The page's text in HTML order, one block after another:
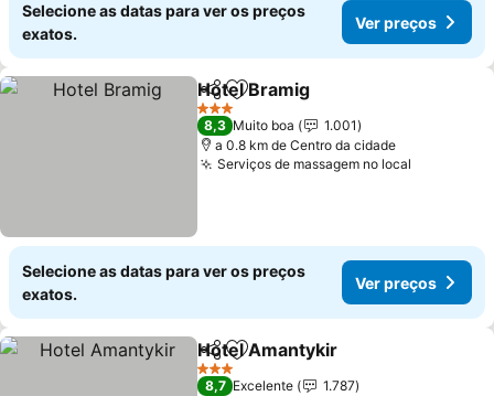
Selecione as datas para ver os preços
exatos.
Ver preços
PartilharAdicionar aos favoritos
Hotel Bramig
3 Estrelas
8,3 Muito boa
1.001
a 0.8 km de Centro da cidade
Serviços de massagem no local
Selecione as datas para ver os preços
exatos.
Ver preços
PartilharAdicionar aos favoritos
Hotel Amantykir
3 Estrelas
8,7 Excelente
1.787